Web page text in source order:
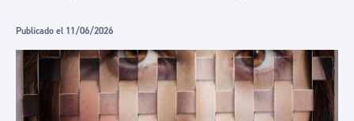
Publicado el 11/06/2026